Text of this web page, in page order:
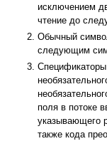
исключением
чтение до
Обычный
следующим
поля в потоке
указывающего
также кода